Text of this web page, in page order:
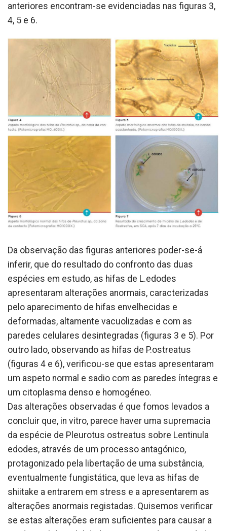
anteriores encontram-se evidenciadas nas figuras 3,
4, 5 e 6.
Da observação das figuras anteriores poder-se-á
inferir, que do resultado do confronto das duas
espécies em estudo, as hifas de L.edodes
apresentaram alterações anormais, caracterizadas
pelo aparecimento de hifas envelhecidas e
deformadas, altamente vacuolizadas e com as
paredes celulares desintegradas (figuras 3 e 5). Por
outro lado, observando as hifas de P.ostreatus
(figuras 4 e 6), verificou-se que estas apresentaram
um aspeto normal e sadio com as paredes íntegras e
um citoplasma denso e homogéneo.
Das alterações observadas é que fomos levados a
concluir que, in vitro, parece haver uma supremacia
da espécie de Pleurotus ostreatus sobre Lentinula
edodes, através de um processo antagónico,
protagonizado pela libertação de uma substância,
eventualmente fungistática, que leva as hifas de
shiitake a entrarem em stress e a apresentarem as
alterações anormais registadas. Quisemos verificar
se estas alterações eram suficientes para causar a